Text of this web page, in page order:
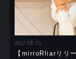
2017.08.01
【mirroRliarリリ